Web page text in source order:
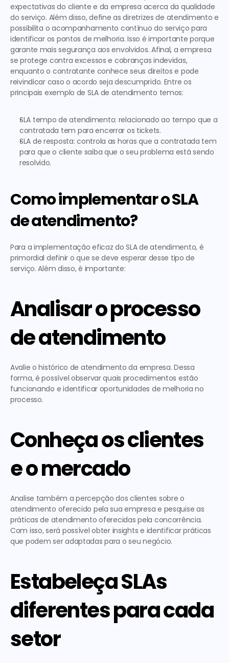
expectativas do cliente e da empresa acerca da qualidade
do serviço. Além disso, define as diretrizes de atendimento e
possibilita o acompanhamento contínuo do serviço para
identificar os pontos de melhoria. Isso é importante porque
garante mais segurança aos envolvidos. Afinal, a empresa
se protege contra excessos e cobranças indevidas,
enquanto o contratante conhece seus direitos e pode
reivindicar caso o acordo seja descumprido. Entre os
principais exemplo de SLA de atendimento temos:
SLA tempo de atendimento: relacionado ao tempo que a
contratada tem para encerrar os tickets.
SLA de resposta: controla as horas que a contratada tem
para que o cliente saiba que o seu problema está sendo
resolvido.
Como implementar o SLA
de atendimento?
Para a implementação eficaz do SLA de atendimento, é
primordial definir o que se deve esperar desse tipo de
serviço. Além disso, é importante:
Analisar o processo
de atendimento
Avalie o histórico de atendimento da empresa. Dessa
forma, é possível observar quais procedimentos estão
funcionando e identificar oportunidades de melhoria no
processo.
Conheça os clientes
e o mercado
Analise também a percepção dos clientes sobre o
atendimento oferecido pela sua empresa e pesquise as
práticas de atendimento oferecidas pela concorrência.
Com isso, será possível obter insights e identificar práticas
que podem ser adaptadas para o seu negócio.
Estabeleça SLAs
diferentes para cada
setor